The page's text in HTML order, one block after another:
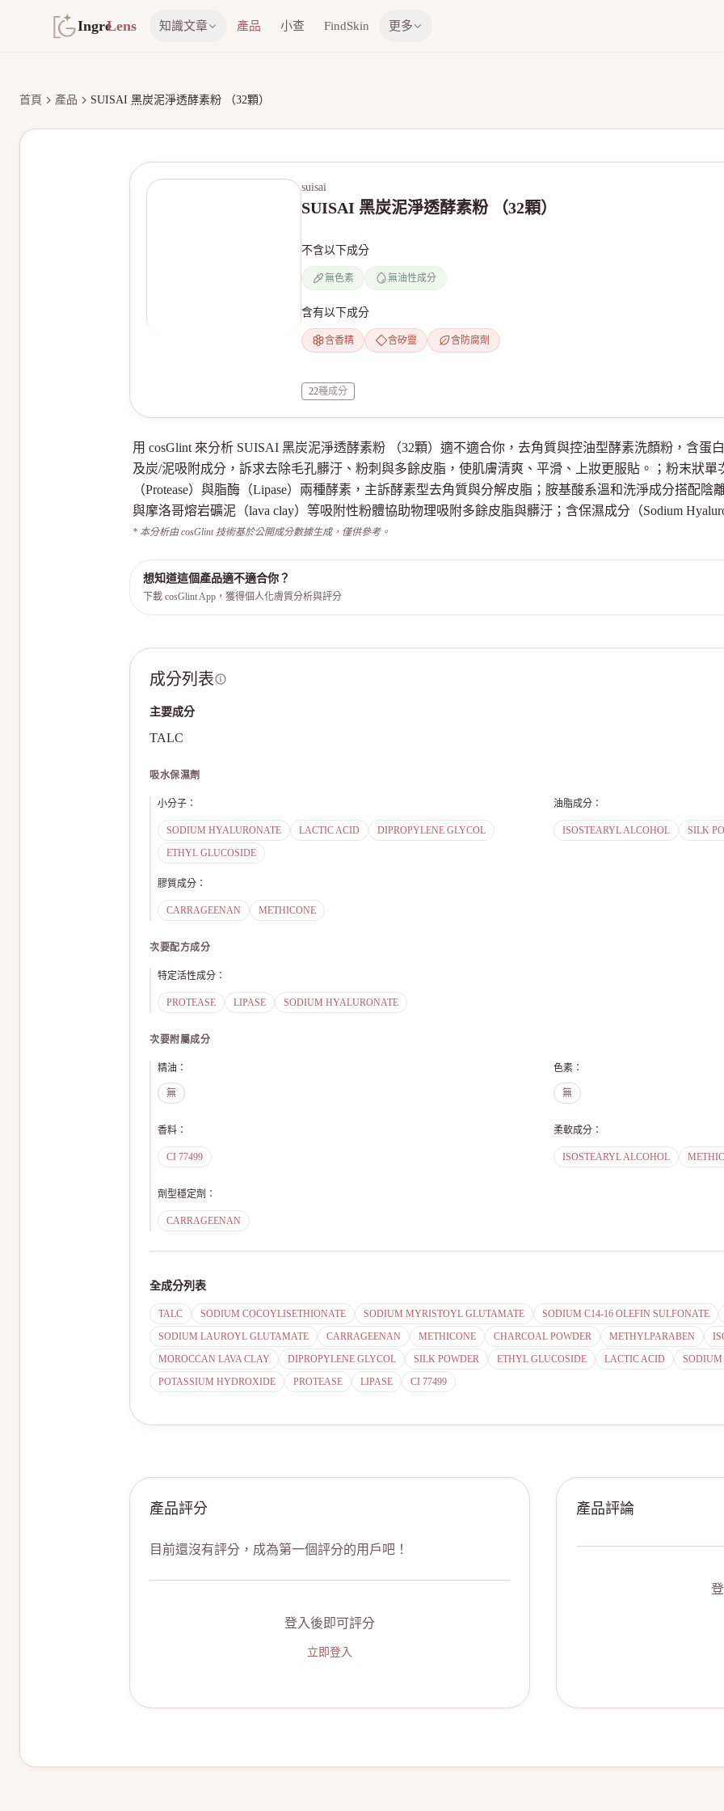
IngreLens 知識文章 產品 小查 FindSkin 更多
首頁 產品 SUISAI 黑炭泥淨透酵素粉 （32顆）
suisai
SUISAI 黑炭泥淨透酵素粉 （32顆）
不含以下成分
無色素 無油性成分
含有以下成分
含香精 含矽靈 含防腐劑
22種成分
用 cosGlint 來分析 SUISAI 黑炭泥淨透酵素粉 （32顆）適不適合你，去角質與控油型酵素洗顏粉，含蛋
及炭/泥吸附成分，訴求去除毛孔髒汙、粉刺與多餘皮脂，使肌膚清爽、平滑、上妝更服貼。；粉末狀
（Protease）與脂酶（Lipase）兩種酵素，主訴酵素型去角質與分解皮脂；胺基酸系溫和洗淨成分搭配
與摩洛哥熔岩礦泥（lava clay）等吸附性粉體協助物理吸附多餘皮脂與髒汙；含保濕成分（Sodium
* 本分析由 cosGlint 技術基於公開成分數據生成，僅供參考。
想知道這個產品適不適合你？
下載 cosGlint App，獲得個人化膚質分析與評分
成分列表
主要成分
TALC
吸水保濕劑
小分子 ：
SODIUM HYALURONATE LACTIC ACID
DIPROPYLENE GLYCOL
ETHYL GLUCOSIDE
油脂成分 ：
ISOSTEARYL ALCOHOL SILK
膠質成分 ：
CARRAGEENAN METHICONE
次要配方成分
特定活性成分 ：
PROTEASE LIPASE SODIUM HYALURONATE
次要附屬成分
精油 ：
無
色素 ：
無
香料 ：
CI 77499
柔軟成分 ：
ISOSTEARYL ALCOHOL
劑型穩定劑 ：
CARRAGEENAN
全成分列表
TALC SODIUM COCOYLISETHIONATE SODIUM MYRISTOYL GLUTAMATE SODIUM C14-16 OLEFIN SULFONATE
SODIUM LAUROYL GLUTAMATE
CARRAGEENAN METHICONE CHARCOAL POWDER METHYLPARABEN
MOROCCAN LAVA CLAY
DIPROPYLENE GLYCOL SILK POWDER ETHYL GLUCOSIDE LACTIC ACID
POTASSIUM HYDROXIDE
PROTEASE LIPASE CI 77499
產品評分
目前還沒有評分，成為第一個評分的用戶吧！
登入後即可評分
立即登入
產品評論